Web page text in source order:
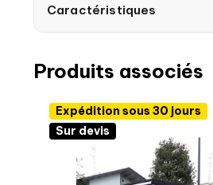
Caractéristiques
Produits associés
Expédition sous 30 jours
Sur devis